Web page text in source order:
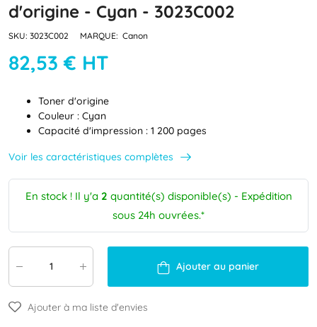
d'origine - Cyan - 3023C002
SKU: 3023C002 MARQUE: Canon
82,53 € HT
Toner d'origine
Couleur : Cyan
Capacité d'impression : 1 200 pages
Voir les caractéristiques complètes
En stock ! Il y'a 2 quantité(s) disponible(s) - Expédition
sous 24h ouvrées.*
Ajouter au panier
Ajouter à ma liste d'envies